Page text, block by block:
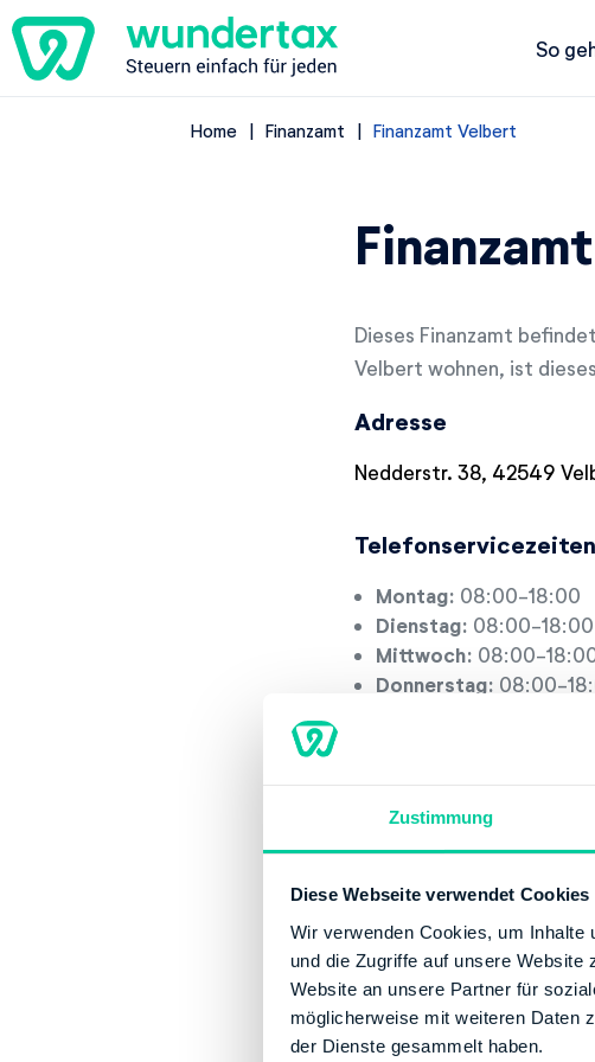
Zustimmung
Diese Webseite verwendet Cookies
Wir verwenden Cookies, um Inhalte
und die Zugriffe auf unsere
Website an unsere Partner für
möglicherweise mit weiteren Daten
der Dienste gesammelt haben.
So
Home Finanzamt Finanzamt Velbert
Dieses Finanzamt
Velbert wohnen, ist
Adresse
Nedderstr. 38, 42549
Telefonservicezeiten
Montag: 08:00-18:00
Dienstag: 08:00-18:00
Mittwoch: 08:00-
Donnerstag: 08:00-
Servicestelle
Mittwoch:08:00-13:00
Donnerstag: 08:00-
Freitag: 08:00-12:00
Kontaktinformation